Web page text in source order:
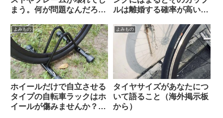
まう。何が問題なんだろ
示板より】
ルは離婚する確率が高い？
よみもの
ホイールだけで自立させる
タイプの自転車ラックはホ
イールが傷みませんか？
よみもの
タイヤサイズがあなたにつ
いて語ること（海外掲示板
から）